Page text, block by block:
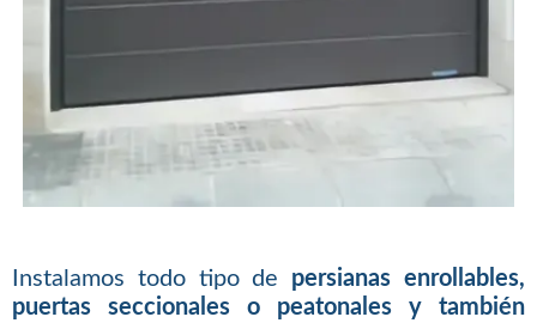
Instalamos todo tipo de persianas enrollables,
puertas seccionales o peatonales y también